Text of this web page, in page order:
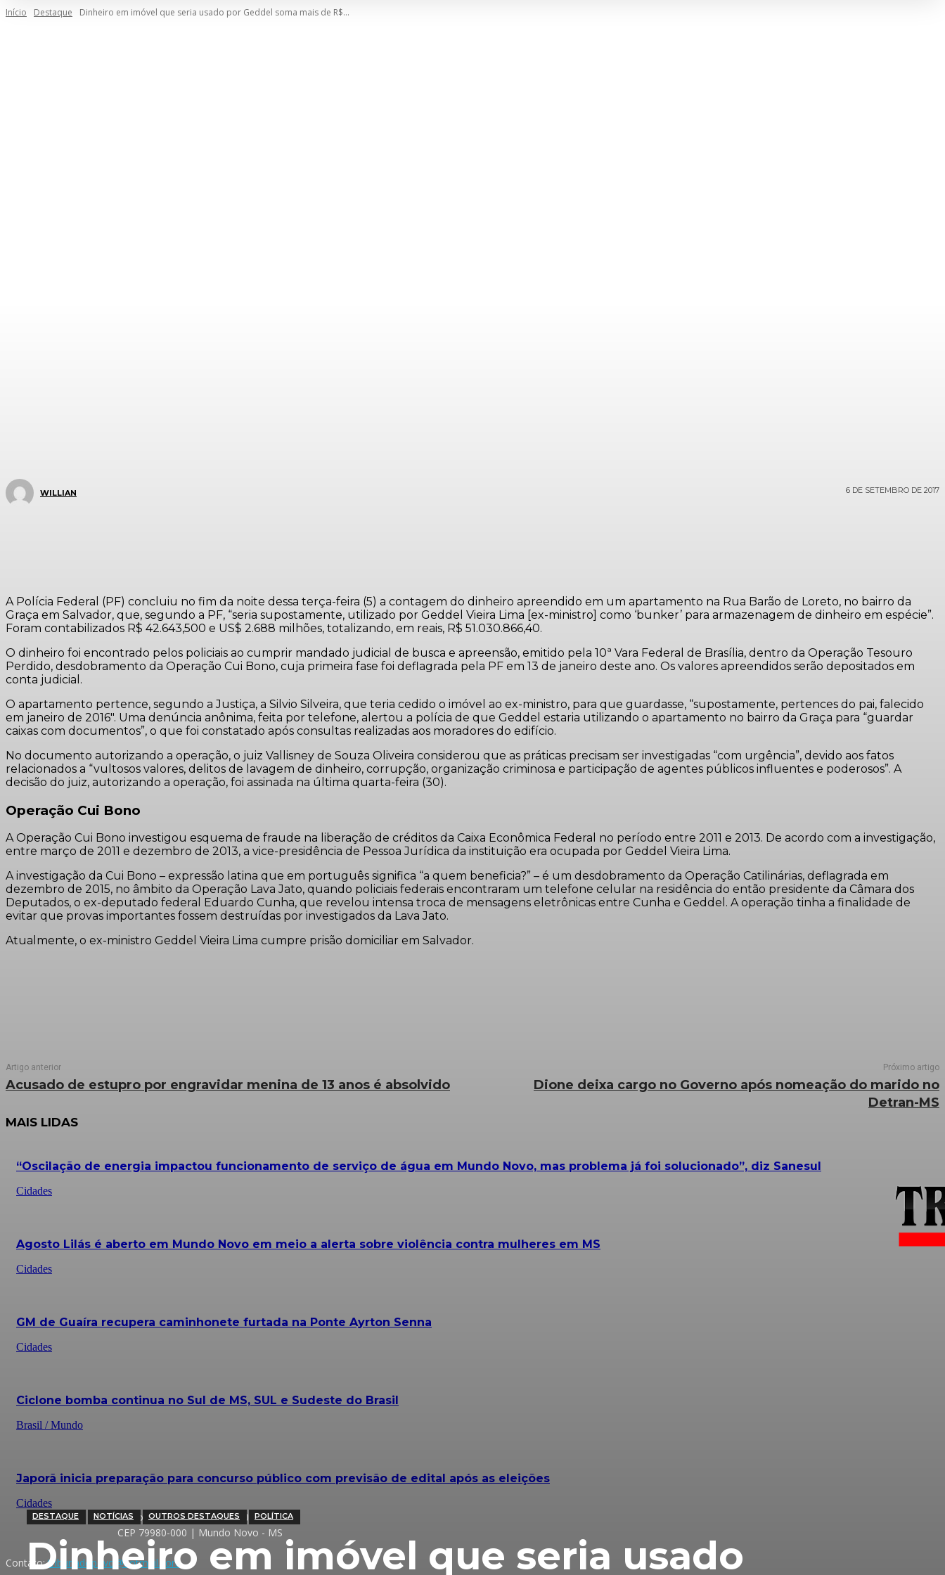
Início Destaque Dinheiro em imóvel que seria usado por Geddel soma mais de R$...
DESTAQUE NOTÍCIAS OUTROS DESTAQUES POLÍTICA
Dinheiro em imóvel que seria usado
WILLIAN 6 DE SETEMBRO DE 2017
A Polícia Federal (PF) concluiu no fim da noite dessa terça-feira (5) a contagem do dinheiro apreendido em um apartamento na Rua Barão de Loreto, no bairro da
Graça em Salvador, que, segundo a PF, “seria supostamente, utilizado por Geddel Vieira Lima [ex-ministro] como ‘bunker’ para armazenagem de dinheiro em espécie”.
Foram contabilizados R$ 42.643,500 e US$ 2.688 milhões, totalizando, em reais, R$ 51.030.866,40.
O dinheiro foi encontrado pelos policiais ao cumprir mandado judicial de busca e apreensão, emitido pela 10ª Vara Federal de Brasília, dentro da Operação Tesouro
Perdido, desdobramento da Operação Cui Bono, cuja primeira fase foi deflagrada pela PF em 13 de janeiro deste ano. Os valores apreendidos serão depositados em
conta judicial.
O apartamento pertence, segundo a Justiça, a Silvio Silveira, que teria cedido o imóvel ao ex-ministro, para que guardasse, “supostamente, pertences do pai, falecido
em janeiro de 2016″. Uma denúncia anônima, feita por telefone, alertou a polícia de que Geddel estaria utilizando o apartamento no bairro da Graça para “guardar
caixas com documentos”, o que foi constatado após consultas realizadas aos moradores do edifício.
No documento autorizando a operação, o juiz Vallisney de Souza Oliveira considerou que as práticas precisam ser investigadas “com urgência”, devido aos fatos
relacionados a “vultosos valores, delitos de lavagem de dinheiro, corrupção, organização criminosa e participação de agentes públicos influentes e poderosos”. A
decisão do juiz, autorizando a operação, foi assinada na última quarta-feira (30).
Operação Cui Bono
A Operação Cui Bono investigou esquema de fraude na liberação de créditos da Caixa Econômica Federal no período entre 2011 e 2013. De acordo com a investigação,
entre março de 2011 e dezembro de 2013, a vice-presidência de Pessoa Jurídica da instituição era ocupada por Geddel Vieira Lima.
A investigação da Cui Bono – expressão latina que em português significa “a quem beneficia?” – é um desdobramento da Operação Catilinárias, deflagrada em
dezembro de 2015, no âmbito da Operação Lava Jato, quando policiais federais encontraram um telefone celular na residência do então presidente da Câmara dos
Deputados, o ex-deputado federal Eduardo Cunha, que revelou intensa troca de mensagens eletrônicas entre Cunha e Geddel. A operação tinha a finalidade de
evitar que provas importantes fossem destruídas por investigados da Lava Jato.
Atualmente, o ex-ministro Geddel Vieira Lima cumpre prisão domiciliar em Salvador.
Artigo anterior
Acusado de estupro por engravidar menina de 13 anos é absolvido
Próximo artigo
Dione deixa cargo no Governo após nomeação do marido no
Detran-MS
MAIS LIDAS
“Oscilação de energia impactou funcionamento de serviço de água em Mundo Novo, mas problema já foi solucionado”, diz Sanesul
Cidades
Agosto Lilás é aberto em Mundo Novo em meio a alerta sobre violência contra mulheres em MS
Cidades
GM de Guaíra recupera caminhonete furtada na Ponte Ayrton Senna
Cidades
Ciclone bomba continua no Sul de MS, SUL e Sudeste do Brasil
Brasil / Mundo
Japorã inicia preparação para concurso público com previsão de edital após as eleições
Cidades
Rua Voluntários da Pátria, 820 - Centro
CEP 79980-000 | Mundo Novo - MS
Contato:tribunadopovo@hotmail.com